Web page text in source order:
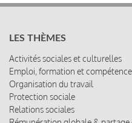
LES THÈMES
Activités sociales et culturelles
Emploi, formation et
Organisation du travail
Protection sociale
Relations sociales